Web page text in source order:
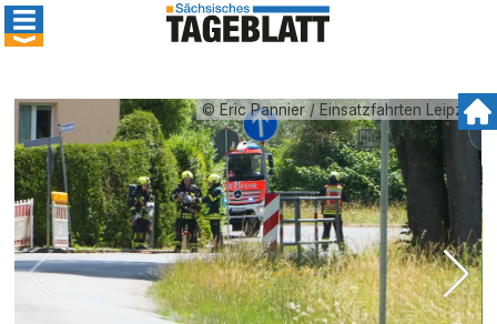
© Eric Pannier / Einsatzfahrten Leipzig